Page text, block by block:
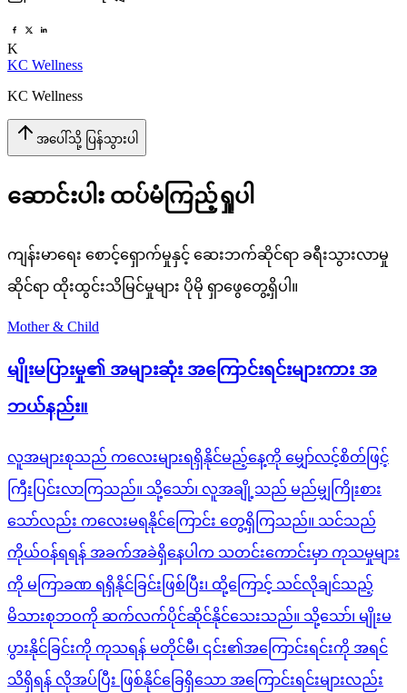
K
KC Wellness
KC Wellness
အပေါ်သို့ ပြန်သွားပါ
ဆောင်းပါး ထပ်မံကြည့်ရှုပါ
ကျန်းမာရေး စောင့်ရှောက်မှုနှင့် ဆေးဘက်ဆိုင်ရာ ခရီးသွားလာမှု
ဆိုင်ရာ ထိုးထွင်းသိမြင်မှုများ ပိုမို ရှာဖွေတွေ့ရှိပါ။
Mother & Child
မျိုးမပြားမှု၏ အများဆုံး အကြောင်းရင်းများကား အ
ဘယ်နည်း။
လူအများစုသည် ကလေးများရရှိနိုင်မည့်နေ့ကို မျှော်လင့်စိတ်ဖြင့်
ကြီးပြင်းလာကြသည်။ သို့သော်၊ လူအချို့သည် မည်မျှကြိုးစား
သော်လည်း ကလေးမရနိုင်ကြောင်း တွေ့ရှိကြသည်။ သင်သည်
ကိုယ်ဝန်ရရန် အခက်အခဲရှိနေပါက သတင်းကောင်းမှာ ကုသမှုများ
ကို မကြာခဏ ရရှိနိုင်ခြင်းဖြစ်ပြီး၊ ထို့ကြောင့် သင်လိုချင်သည့်
မိသားစုဘဝကို ဆက်လက်ပိုင်ဆိုင်နိုင်သေးသည်။ သို့သော်၊ မျိုးမ
ပွားနိုင်ခြင်းကို ကုသရန် မတိုင်မီ၊ ၎င်း၏အကြောင်းရင်းကို အရင်
သိရှိရန် လိုအပ်ပြီး ဖြစ်နိုင်ခြေရှိသော အကြောင်းရင်းများလည်း